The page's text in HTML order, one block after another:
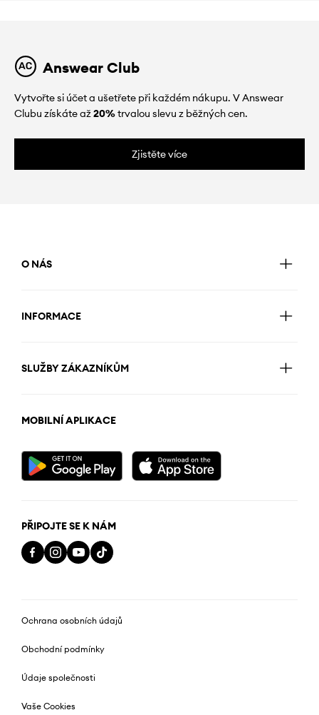
Answear Club
Vytvořte si účet a ušetřete při každém nákupu. V Answear
Clubu získáte až20%trvalou slevu z běžných cen.
Zjistěte více
O NÁS
INFORMACE
SLUŽBY ZÁKAZNÍKŮM
MOBILNÍ APLIKACE
PŘIPOJTE SE K NÁM
Ochrana osobních údajů
Obchodní podmínky
Údaje společnosti
Vaše Cookies